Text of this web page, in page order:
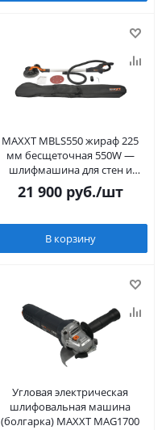
MAXXT MBLS550 жираф 225
мм бесщеточная 550W —
шлифмашина для стен и
потолков
21 900руб./шт
В корзину
Угловая электрическая
шлифовальная машина
(болгарка) MAXXT MAG1700